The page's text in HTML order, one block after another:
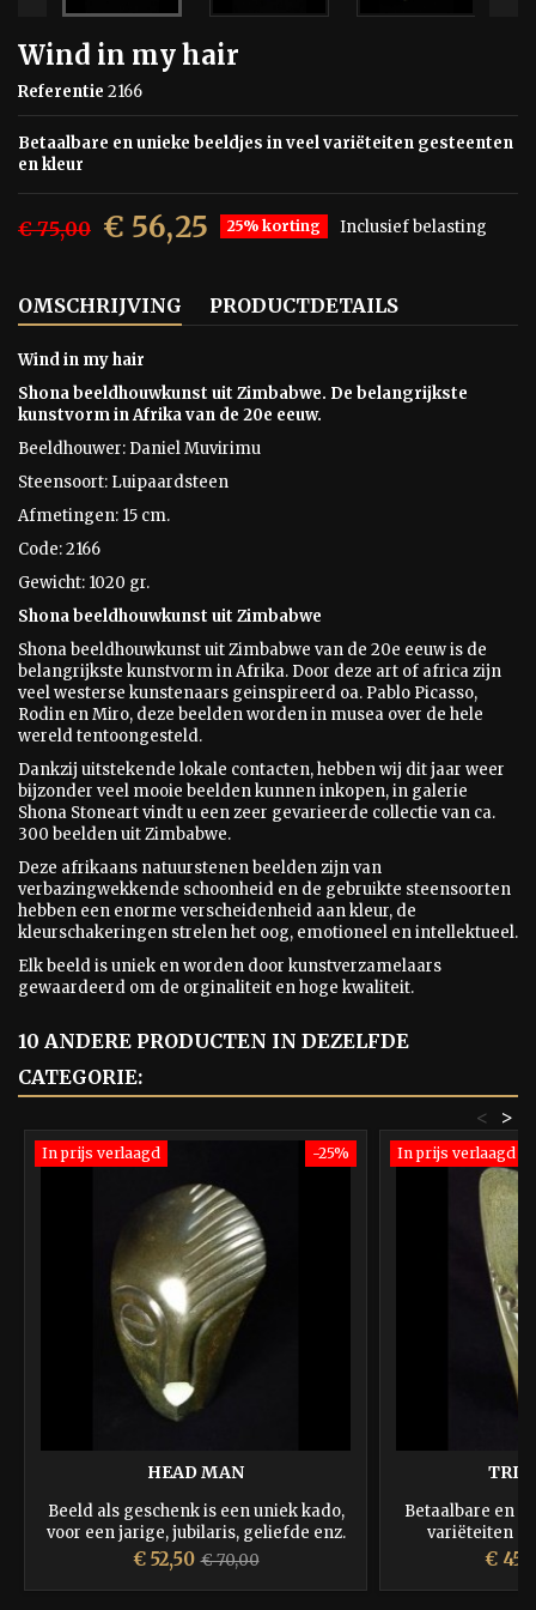
Wind in my hair
Referentie 2166
Betaalbare en unieke beeldjes in veel variëteiten gesteenten
en kleur
€ 75,00 € 56,25 25% korting Inclusief belasting
OMSCHRIJVING PRODUCTDETAILS
Wind in my hair
Shona beeldhouwkunst uit Zimbabwe. De belangrijkste
kunstvorm in Afrika van de 20e eeuw.
Beeldhouwer: Daniel Muvirimu
Steensoort: Luipaardsteen
Afmetingen: 15 cm.
Code: 2166
Gewicht: 1020 gr.
Shona beeldhouwkunst uit Zimbabwe
Shona beeldhouwkunst uit Zimbabwe van de 20e eeuw is de
belangrijkste kunstvorm in Afrika. Door deze art of africa zijn
veel westerse kunstenaars geinspireerd oa. Pablo Picasso,
Rodin en Miro, deze beelden worden in musea over de hele
wereld tentoongesteld.
Dankzij uitstekende lokale contacten, hebben wij dit jaar weer
bijzonder veel mooie beelden kunnen inkopen, in galerie
Shona Stoneart vindt u een zeer gevarieerde collectie van ca.
300 beelden uit Zimbabwe.
Deze afrikaans natuurstenen beelden zijn van
verbazingwekkende schoonheid en de gebruikte steensoorten
hebben een enorme verscheidenheid aan kleur, de
kleurschakeringen strelen het oog, emotioneel en intellektueel.
Elk beeld is uniek en worden door kunstverzamelaars
gewaardeerd om de orginaliteit en hoge kwaliteit.
10 ANDERE PRODUCTEN IN DEZELFDE
CATEGORIE:
>
<
-25%
In prijs verlaagd
HEAD MAN
Beeld als geschenk is een uniek kado,
voor een jarige, jubilaris, geliefde enz.
en blijft altijd in beeld.
Prijs
€ 52,50 Normale
prijs
€ 70,00
In prijs verlaagd
Betaalbare en
variëteiten
Prijs
€